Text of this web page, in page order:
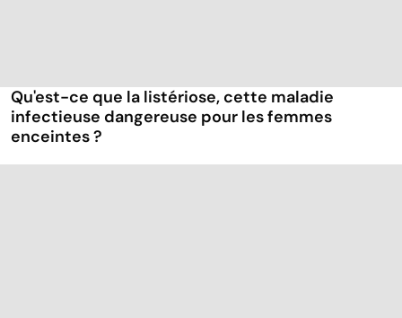
Qu'est-ce que la listériose, cette maladie
infectieuse dangereuse pour les femmes
enceintes ?